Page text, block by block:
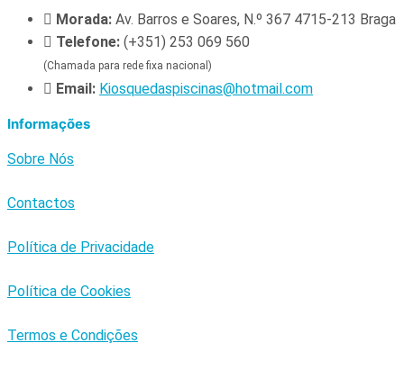
Morada: Av. Barros e Soares, N.º 367 4715-213 Braga
Telefone: (+351) 253 069 560
(Chamada para rede fixa nacional)
Email: Kiosquedaspiscinas@hotmail.com
Informações
Sobre Nós
Contactos
Política de Privacidade
Política de Cookies
Termos e Condições